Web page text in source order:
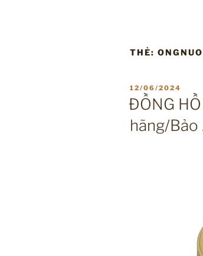
THẺ:
ĐĂNG
TRONG
12/06/2024
ĐỒNG
hãng/Bảo